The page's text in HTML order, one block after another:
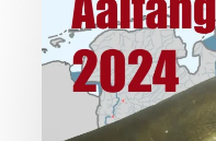
–
Fangverbot